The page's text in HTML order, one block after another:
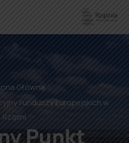
Główna
Funduszy Europejskich w
Rząśni
Punkt